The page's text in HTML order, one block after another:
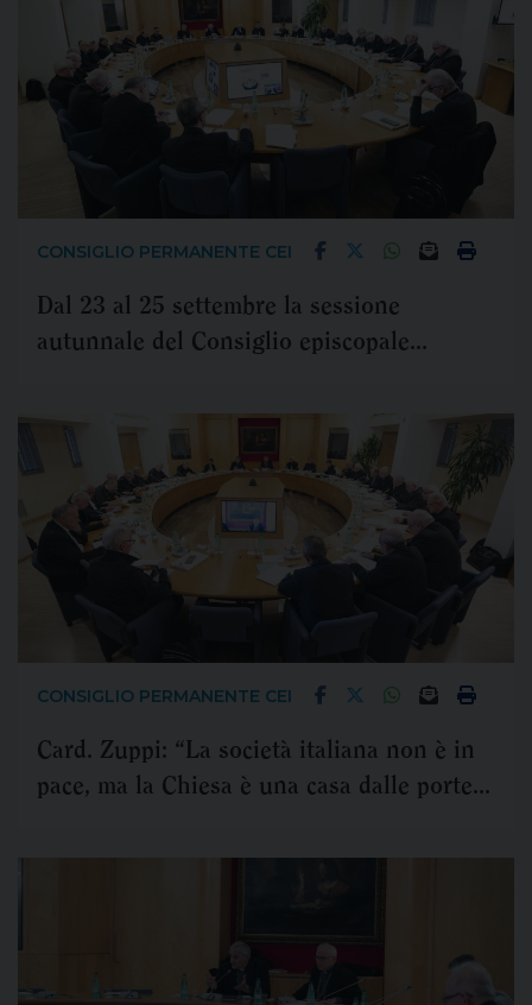
CONSIGLIO PERMANENTE CEI
Dal 23 al 25 settembre la sessione
autunnale del Consiglio episcopale
CONSIGLIO PERMANENTE CEI
Card. Zuppi: “La società italiana non è in
pace, ma la Chiesa è una casa dalle porte